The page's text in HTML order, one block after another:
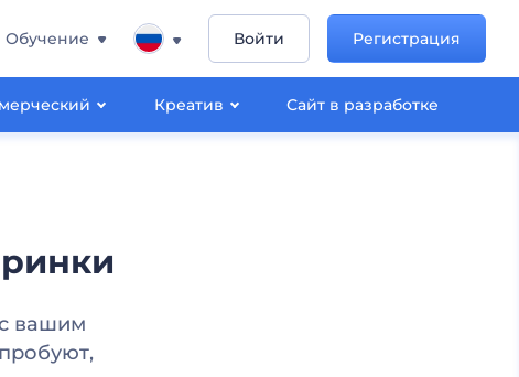
Креатив Сайт в разработке
Обучение Войти Регистрация
вашим